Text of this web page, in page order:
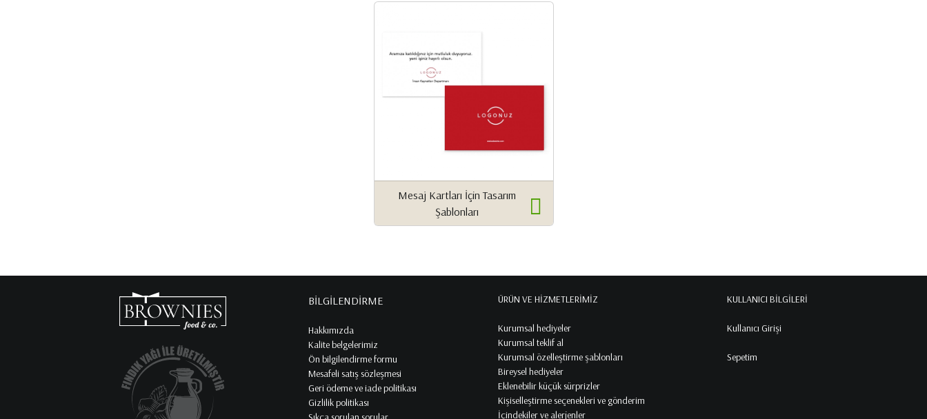
Mesaj Kartları İçin Tasarım
Şablonları
BİLGİLENDİRME
Hakkımızda
Kalite belgelerimiz
Ön bilgilendirme formu
Mesafeli satış sözleşmesi
Geri ödeme ve iade politikası
Gizlilik politikası
ÜRÜN VE HİZMETLERİMİZ
Kurumsal hediyeler
Kurumsal teklif al
Kurumsal özelleştirme şablonları
Bireysel hediyeler
Eklenebilir küçük sürprizler
Kişiselleştirme seçenekleri ve gönderim
İçindekiler ve alerjenler
KULLANICI BİLGİLERİ
Kullanıcı Girişi
Sepetim